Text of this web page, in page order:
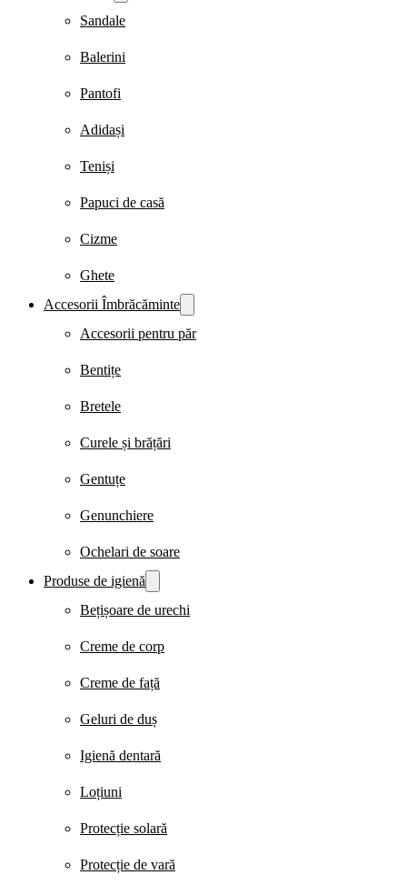
Sandale
Balerini
Pantofi
Adidași
Teniși
Papuci de casă
Cizme
Ghete
Accesorii Îmbrăcăminte
Accesorii pentru păr
Bentițe
Bretele
Curele și brățări
Gentuțe
Genunchiere
Ochelari de soare
Produse de igienă
Bețișoare de urechi
Creme de corp
Creme de față
Geluri de duș
Igienă dentară
Loțiuni
Protecție solară
Protecție de vară